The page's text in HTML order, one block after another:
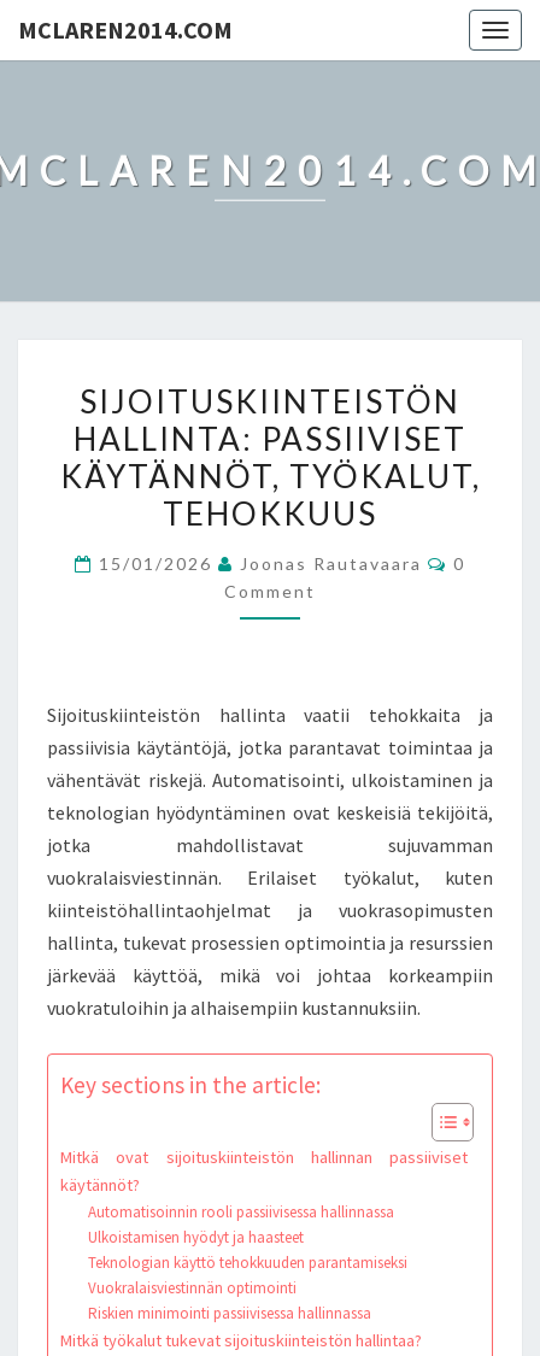
MCLAREN2014.COM
HALLINTA:
PASSIIVISET
KÄYTÄNNÖT,
TYÖKALUT,
SIJOITUSKIINTEISTÖN
HALLINTA: PASSIIVISET
KÄYTÄNNÖT, TYÖKALUT,
TEHOKKUUS
15/01/2026 Joonas Rautavaara
0
Comment
Sijoituskiinteistön hallinta vaatii tehokkaita ja
passiivisia käytäntöjä, jotka parantavat toimintaa ja
vähentävät riskejä. Automatisointi, ulkoistaminen ja
teknologian hyödyntäminen ovat keskeisiä tekijöitä,
jotka mahdollistavat sujuvamman
vuokralaisviestinnän. Erilaiset työkalut, kuten
kiinteistöhallintaohjelmat ja vuokrasopimusten
hallinta, tukevat prosessien optimointia ja resurssien
järkevää käyttöä, mikä voi johtaa korkeampiin
vuokratuloihin ja alhaisempiin kustannuksiin.
Key sections in the article:
Mitkä ovat sijoituskiinteistön hallinnan passiiviset
käytännöt?
Automatisoinnin rooli passiivisessa hallinnassa
Ulkoistamisen hyödyt ja haasteet
Teknologian käyttö tehokkuuden parantamiseksi
Vuokralaisviestinnän optimointi
Riskien minimointi passiivisessa hallinnassa
Mitkä työkalut tukevat sijoituskiinteistön hallintaa?